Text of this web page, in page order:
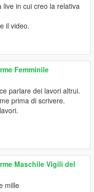
in cui creo la relativa
il video.
Femminile
parlare dei lavori altrui.
prima di scrivere.
Maschile Vigili del
mille